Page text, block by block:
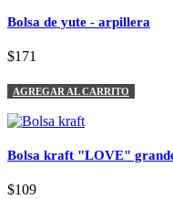
Bolsa de yute - arpillera
$171
AGREGAR AL CARRITO
Bolsa kraft "LOVE"
$109